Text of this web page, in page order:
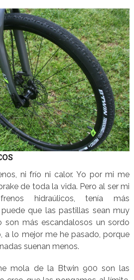
ni frío ni calor. Yo por mi me
de toda la vida. Pero al ser mi
hidraúlicos, tenía más
que las pastillas sean muy
son más escandalosos un sordo
a lo mejor me he pasado, porque
suenan menos.
mola de la Btwin 900 son las